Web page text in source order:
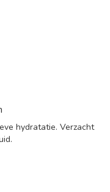
hydratatie. Verzacht